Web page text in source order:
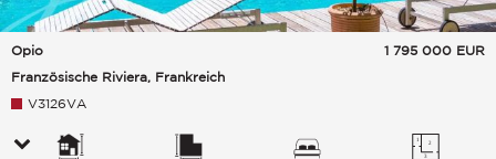
Opio
Französische Riviera, Frankreich
1 795 000 EUR
V3126VA